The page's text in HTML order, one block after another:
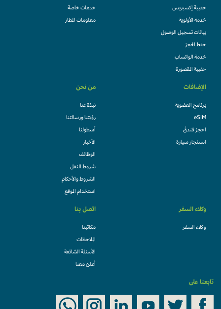
حقيبة إكسبريس
خدمة الأولوية
بيانات تسجيل الوصول
حفظ الحجز
خدمة الواتساب
حقيبة المقصورة
خدمات خاصة
معلومات المطار
الإضافات
برنامج العضوية
eSIM
احجز فندقً
استئجار سيارة
من نحن
نبذة عنا
رؤيتنا ورسالتنا
أسطولنا
الأخبار
الوظائف
شروط النقل
الشروط والأحكام
استخدام الموقع
وكلاء السفر
وكلاء السفر
اتصل بنا
مكاتبنا
الملاحظات
الأسئلة الشائعة
أعلن معنا
تابعنا على